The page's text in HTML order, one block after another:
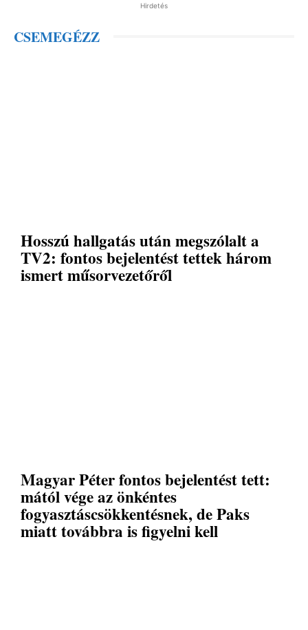
Hirdetés
CSEMEGÉZZ
Hosszú hallgatás után megszólalt a
TV2: fontos bejelentést tettek három
ismert műsorvezetőről
Magyar Péter fontos bejelentést tett:
mától vége az önkéntes
fogyasztáscsökkentésnek, de Paks
miatt továbbra is figyelni kell